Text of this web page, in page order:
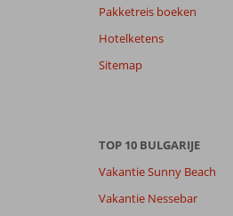
Pakketreis boeken
Hotelketens
Sitemap
TOP 10 BULGARIJE
Vakantie Sunny Beach
Vakantie Nessebar